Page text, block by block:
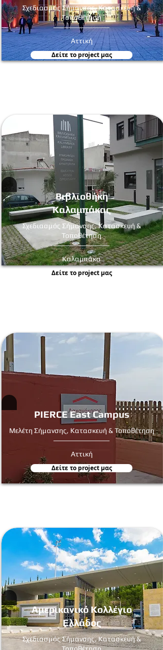
Σχεδιασμός Σήμανσης, Κατασκευή &
Τοποθέτηση
Αττική
Δείτε τo project μας
Βιβλιοθήκη
Καλαμπάκας
Σχεδιασμός Σήμανσης, Κατασκευή &
Τοποθέτηση
Καλαμπάκα
Δείτε τo project μας
PIERCE East Campus
Mελέτη Σήμανσης, Κατασκευή & Τοποθέτηση
Αττική
Δείτε τo project μας
Αμερικανικό Κολλέγιο
Ελλάδος
Σχεδιασμός Σήμανσης, Κατασκευή &